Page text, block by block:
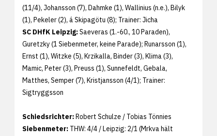
(11/4), Johansson (7), Dahmke (1), Wallinius (n.e.), Bilyk
(1), Pekeler (2), á Skipagötu (8); Trainer: Jicha
SC DHfK Leipzig:Saeveras (1.-60., 10 Paraden),
Guretzky (1 Siebenmeter, keine Parade); Runarsson (1),
Ernst (1), Witzke (5), Krzikalla, Binder (3), Klima (3),
Mamic, Peter (3), Preuss (1), Sunnefeldt, Gebala,
Matthes, Semper (7), Kristjansson (4/1); Trainer:
Sigtryggsson
Schiedsrichter: Robert Schulze / Tobias Tönnies
Siebenmeter: THW: 4/4 / Leipzig: 2/1 (Mrkva hält